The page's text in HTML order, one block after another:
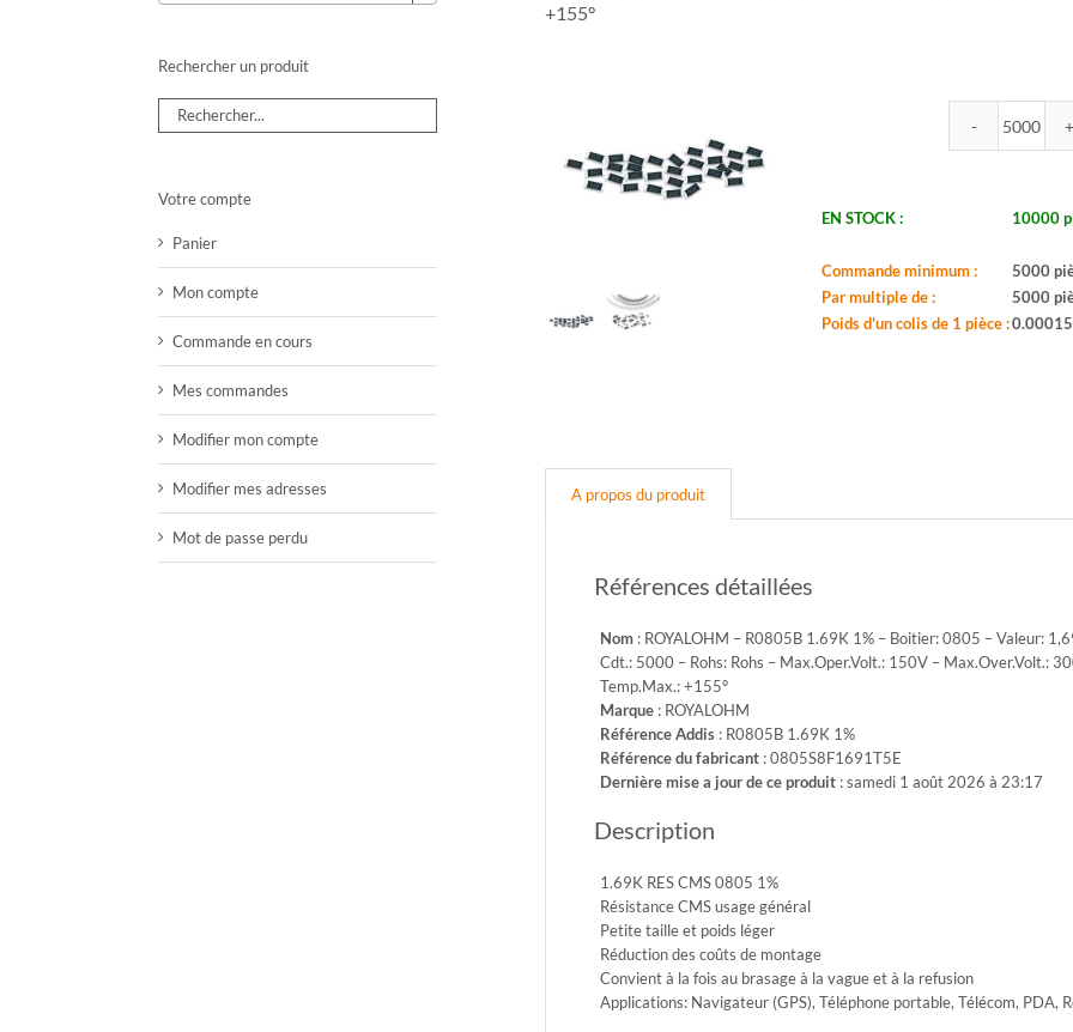
+155°
-
1%
-
Boitier:
-
Emb.:
REEL
Rohs:
EN STOCK : 10000
Commande minimum :
5000
Par multiple de :
5000
Poids d'un colis de 1 pièce :
A propos du produit
Références détaillées
Nom : ROYALOHM – R0805B 1.69K 1% – Boitier: 0805 – Valeur:
Cdt.: 5000 – Rohs: Rohs – Max.Oper.Volt.: 150V – Max.Over.Volt.:
Temp.Max.: +155°
Marque : ROYALOHM
Référence Addis : R0805B 1.69K 1%
Référence du fabricant : 0805S8F1691T5E
Dernière mise a jour de ce produit : samedi 1 août 2026 à 23:17
Description
1.69K RES CMS 0805 1%
Résistance CMS usage général
Petite taille et poids léger
Réduction des coûts de montage
Convient à la fois au brasage à la vague et à la refusion
Applications: Navigateur (GPS), Téléphone portable, Télécom, PDA,
Rechercher un produit
Votre compte
Panier
Mon compte
Commande en cours
Mes commandes
Modifier mon compte
Modifier mes adresses
Mot de passe perdu